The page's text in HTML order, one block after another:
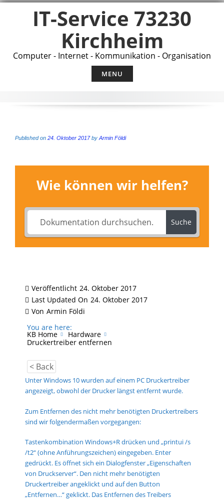
IT-Service 73230
Kirchheim
Computer - Internet - Kommunikation - Organisation
MENU
Published on 24. Oktober 2017by Armin Földi
Wie können wir helfen?
Suche
Veröffentlicht 24. Oktober 2017
Last Updated On 24. Oktober 2017
Von Armin Földi
You are here:
KB Home
Hardware
Druckertreiber entfernen
< Back
Unter Windows 10 wurden auf einem PC Druckertreiber
angezeigt, obwohl der Drucker längst entfernt wurde.
Zum Entfernen des nicht mehr benötigten Druckertreibers
sind wir folgendermaßen vorgegangen:
Tastenkombination Windows+R drücken und „printui /s
/t2“ (ohne Anführungszeichen) eingegeben. Enter
gedrückt. Es öffnet sich ein Dialogfenster „Eigenschaften
von Druckserver“. Den nicht mehr benötigten
Druckertreiber angeklickt und auf den Button
„Entfernen…“ geklickt. Das Entfernen des Treibers